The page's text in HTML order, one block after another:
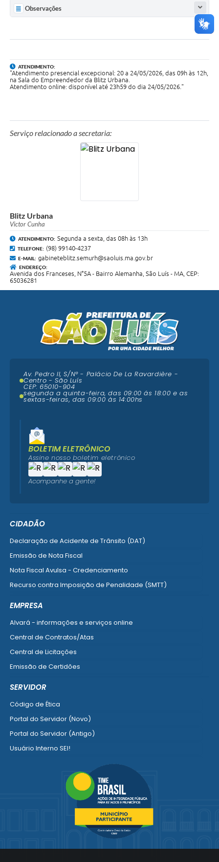
Observações
ATENDIMENTO:
"Atendimento presencial excepcional: 20 a 24/05/2026, das 09h às 12h,
na Sala do Empreendedor da Blitz Urbana.
Atendimento online: disponível até 23h59 do dia 24/05/2026."
Serviço relacionado a secretaria:
Blitz Urbana
Victor Cunha
ATENDIMENTO: Segunda a sexta, das 08h às 13h
TELEFONE: (98) 99140-4237
E-MAIL: gabineteblitz.semurh@saoluis.ma.gov.br
ENDEREÇO:
Avenida dos Franceses, N°5A - Bairro Alemanha, São Luís - MA, CEP:
65036281
CIDADÃO
Declaração de Acidente de Trânsito (DAT)
Emissão de Nota Fiscal
Nota Fiscal Avulsa - Credenciamento
Recurso contra Imposição de Penalidade (SMTT)
EMPRESA
Alvará - informações e serviços online
Central de Contratos/Atas
Central de Licitações
Emissão de Certidões
SERVIDOR
Código de Ética
Portal do Servidor (Novo)
Portal do Servidor (Antigo)
Usuário Interno SEI!
Portal do Segurado
Manual de Gestão Patrimonial
Ver mais serviços para o Servidor
Av. Pedro II, S/N° - Palácio De La Ravardière -
Centro - São Luís
CEP: 65010-904
segunda a quinta-feira, das 09:00 ás 18:00 e as
sextas-feiras, das 09:00 às 14:00hs
BOLETIM ELETRÔNICO
Assine nosso boletim eletrônico
Acompanhe a gente!